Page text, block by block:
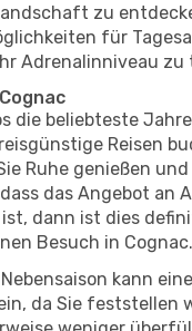
zu
für
Adrenalinniveau zu
die beliebteste
Reisen
Ruhe genießen
das Angebot an
dann ist dies
Besuch in Cognac.
kann
da Sie feststellen